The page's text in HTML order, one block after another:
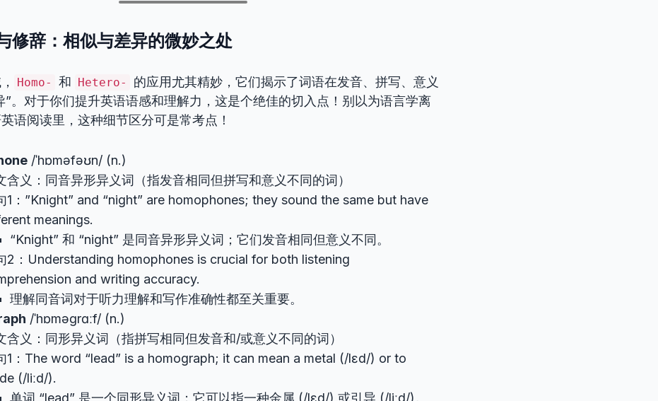
修辞：相似与差异的微妙之处
Homo- 和 Hetero-
的应用尤其精妙，它们揭示了词语在发音、拼写、意义
”。对于你们提升英语语感和理解力，这是个绝佳的切入点！别以为语言学离
语阅读里，这种细节区分可是常考点！
/ˈhɒməfəʊn/ (n.)
含义：同音异形异义词（指发音相同但拼写和意义不同的词）
1：”Knight” and “night” are homophones; they sound the same but have
meanings.
“Knight” 和 “night” 是同音异形异义词；它们发音相同但意义不同。
2：Understanding homophones is crucial for both listening
and writing accuracy.
理解同音词对于听力理解和写作准确性都至关重要。
/ˈhɒməɡrɑːf/ (n.)
含义：同形异义词（指拼写相同但发音和/或意义不同的词）
1：The word “lead” is a homograph; it can mean a metal (/lɛd/) or to
(/liːd/).
单词 “lead” 是一个同形异义词；它可以指一种金属 (/lɛd/) 或引导 (/liːd/)。